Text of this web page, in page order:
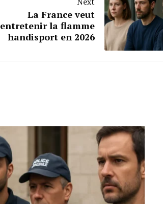
La France veut
entretenir la flamme
handisport en 2026